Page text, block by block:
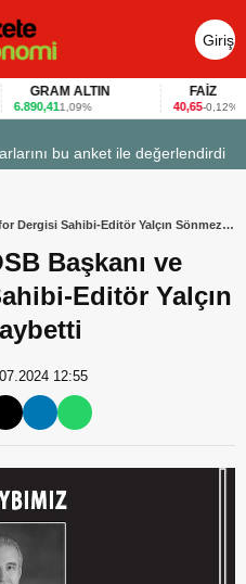
Giriş
Yap
GRAM ALTIN
1,09%
FAİZ
40,65-0,12%
anket ile değerlendirdi
Dergisi Sahibi-Editör Yalçın Sönmez
Başkanı ve
Editör Yalçın
12:55